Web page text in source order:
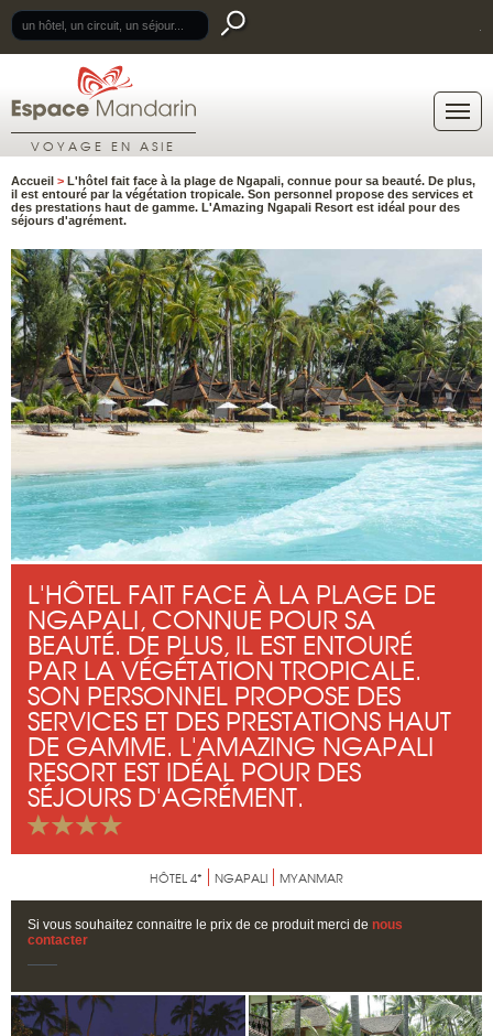
VOYAGE EN ASIE
Accueil > L'hôtel fait face à la plage de Ngapali, connue pour sa beauté. De plus,
il est entouré par la végétation tropicale. Son personnel propose des services et
des prestations haut de gamme. L'Amazing Ngapali Resort est idéal pour des
séjours d'agrément.
L'HÔTEL FAIT FACE À LA PLAGE DE
NGAPALI, CONNUE POUR SA
BEAUTÉ. DE PLUS, IL EST ENTOURÉ
PAR LA VÉGÉTATION TROPICALE.
SON PERSONNEL PROPOSE DES
SERVICES ET DES PRESTATIONS HAUT
DE GAMME. L'AMAZING NGAPALI
RESORT EST IDÉAL POUR DES
SÉJOURS D'AGRÉMENT.
HÔTEL 4* NGAPALI MYANMAR
Si vous souhaitez connaitre le prix de ce produit merci de nous
contacter